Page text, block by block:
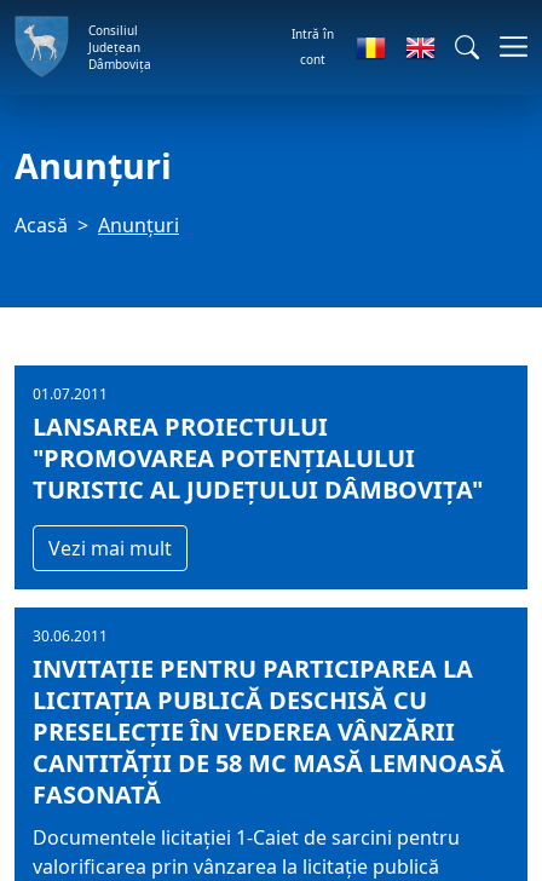
Consiliul
Județean
Dâmbovița
Intră în
cont
Anunţuri
Acasă Anunţuri
01.07.2011
LANSAREA PROIECTULUI
"PROMOVAREA POTENŢIALULUI
TURISTIC AL JUDEŢULUI DÂMBOVIŢA"
Vezi mai mult
30.06.2011
INVITAŢIE PENTRU PARTICIPAREA LA
LICITAŢIA PUBLICĂ DESCHISĂ CU
PRESELECŢIE ÎN VEDEREA VÂNZĂRII
CANTITĂŢII DE 58 MC MASĂ LEMNOASĂ
FASONATĂ
Documentele licitaţiei 1-Caiet de sarcini pentru
valorificarea prin vânzarea la licitaţie publică